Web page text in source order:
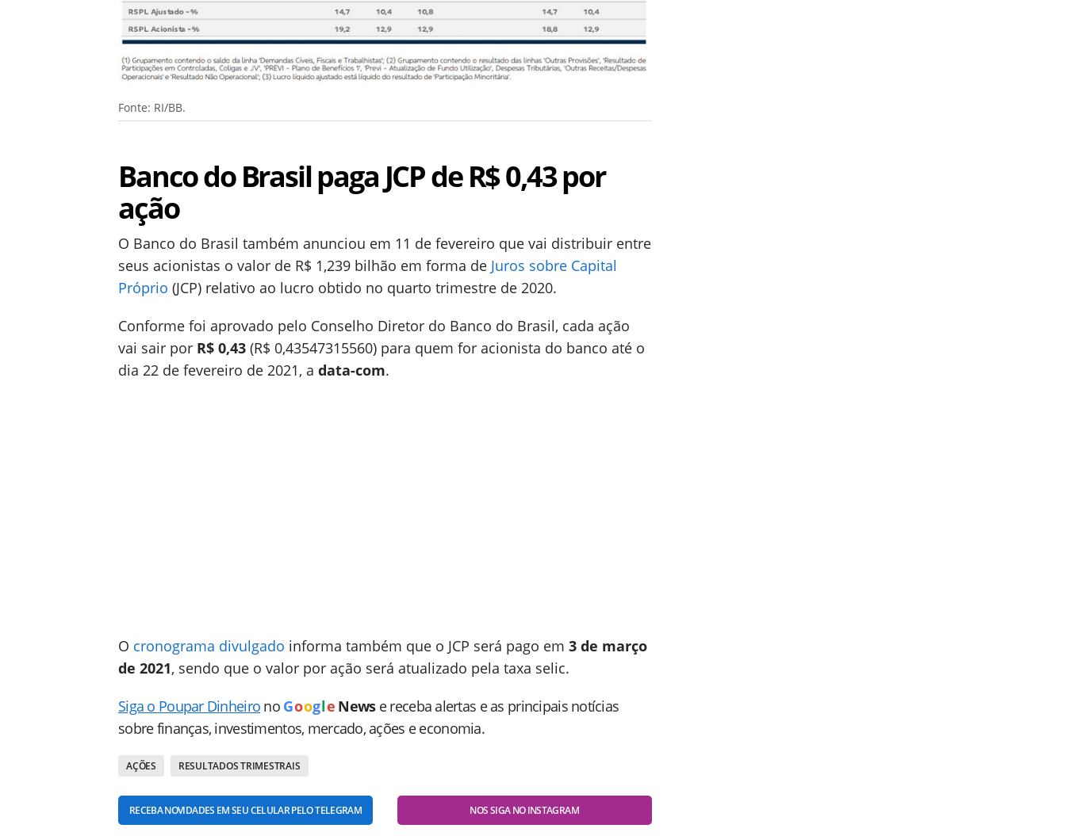
Fonte: RI/BB.
Banco do Brasil paga JCP de R$ 0,43 por
ação
O Banco do Brasil também anunciou em 11 de fevereiro que vai distribuir entre
seus acionistas o valor de R$ 1,239 bilhão em forma de Juros sobre Capital
Próprio (JCP) relativo ao lucro obtido no quarto trimestre de 2020.
Conforme foi aprovado pelo Conselho Diretor do Banco do Brasil, cada ação
vai sair por R$ 0,43 (R$ 0,43547315560) para quem for acionista do banco até o
dia 22 de fevereiro de 2021, a data-com.
O cronograma divulgado informa também que o JCP será pago em 3 de março
de 2021, sendo que o valor por ação será atualizado pela taxa selic.
Siga o Poupar Dinheiro no Goog le News e receba alertas e as principais notícias
sobre finanças, investimentos, mercado, ações e economia.
AÇÕES RESULTADOS TRIMESTRAIS
RECEBA NOVIDADES EM SEU CELULAR PELO TELEGRAM NOS SIGA NO INSTAGRAM